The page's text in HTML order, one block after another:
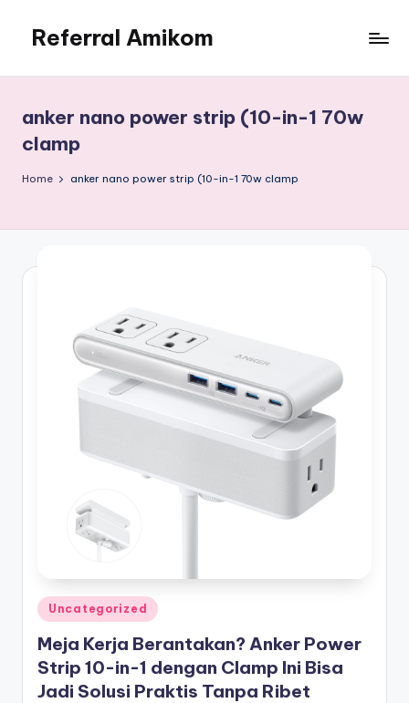
content
Referral Amikom
PMB
Amikom
190302278
anker nano power strip (10-in-1 70w
clamp
Home anker nano power strip (10-in-1 70w clamp
Posted
in
Uncategorized
Meja Kerja Berantakan? Anker Power
Strip 10-in-1 dengan Clamp Ini Bisa
Jadi Solusi Praktis Tanpa Ribet